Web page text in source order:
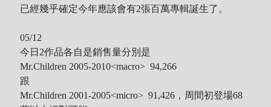
已經幾乎確定今年應該會有2張百萬專輯誕生了。
05/12
今日2作品各自是銷售量分別是
Mr.Children 2005-2010<macro> 94,266
跟
Mr.Children 2001-2005<micro> 91,426，周間初登場68